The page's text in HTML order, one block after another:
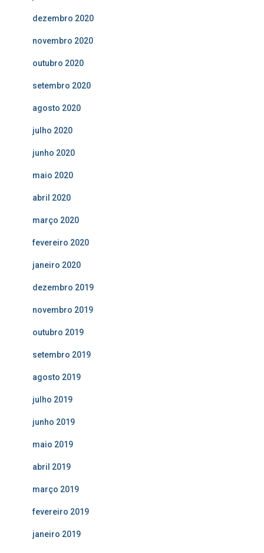
dezembro 2020
novembro 2020
outubro 2020
setembro 2020
agosto 2020
julho 2020
junho 2020
maio 2020
abril 2020
março 2020
fevereiro 2020
janeiro 2020
dezembro 2019
novembro 2019
outubro 2019
setembro 2019
agosto 2019
julho 2019
junho 2019
maio 2019
abril 2019
março 2019
fevereiro 2019
janeiro 2019